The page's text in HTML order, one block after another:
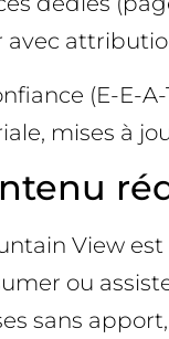
avec
(E-E-
mises à
View
ou
sans